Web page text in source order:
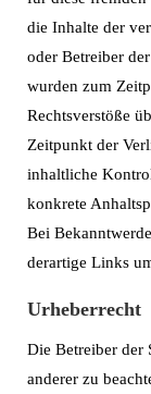
die Inhalte der
oder Betreiber
wurden zum
Rechtsverstöße
Zeitpunkt der
inhaltliche
konkrete
Bei
derartige Links
Urheberrecht
Die Betreiber der
anderer zu